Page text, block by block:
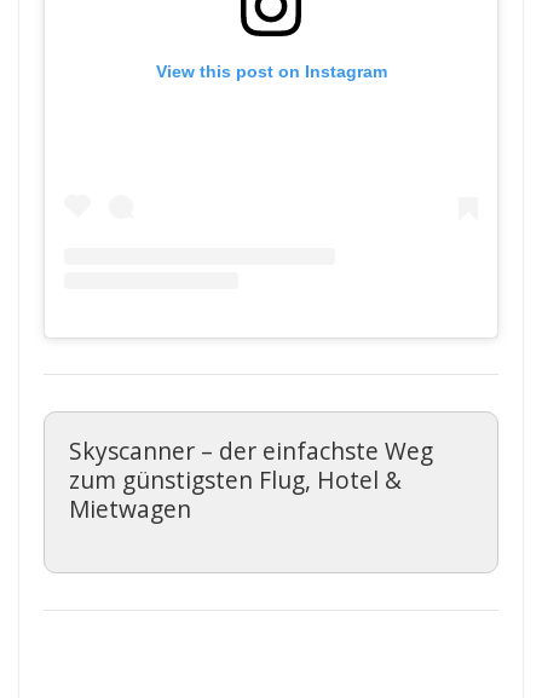
View this post on Instagram
Skyscanner – der einfachste Weg
zum günstigsten Flug, Hotel &
Mietwagen